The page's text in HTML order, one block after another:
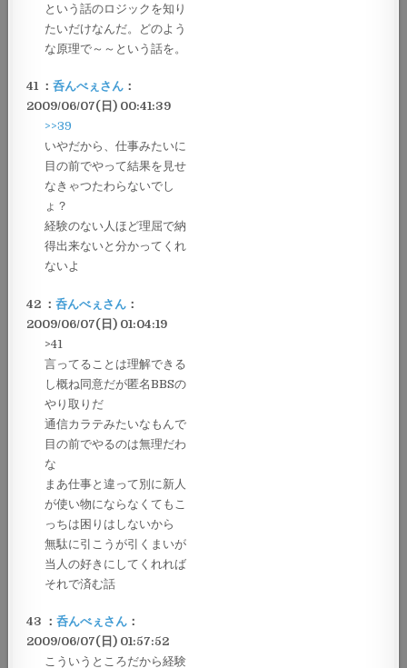
という話のロジックを知り
たいだけなんだ。どのよう
な原理で～～という話を。
41 ：呑んべぇさん ：
2009/06/07(日) 00:41:39
>>39
いやだから、仕事みたいに
目の前でやって結果を見せ
なきゃつたわらないでし
ょ？
経験のない人ほど理屈で納
得出来ないと分かってくれ
ないよ
42 ：呑んべぇさん ：
2009/06/07(日) 01:04:19
>41
言ってることは理解できる
し概ね同意だが匿名BBSの
やり取りだ
通信カラテみたいなもんで
目の前でやるのは無理だわ
な
まあ仕事と違って別に新人
が使い物にならなくてもこ
っちは困りはしないから
無駄に引こうが引くまいが
当人の好きにしてくれれば
それで済む話
43 ：呑んべぇさん ：
2009/06/07(日) 01:57:52
こういうところだから経験